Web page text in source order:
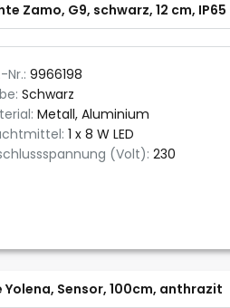
Zamo, G9, schwarz, 12 cm, IP65
Nr.: 9966198
Schwarz
Metall, Aluminium
1 x 8 W LED
(Volt): 230
Sensor, 100cm, anthrazit